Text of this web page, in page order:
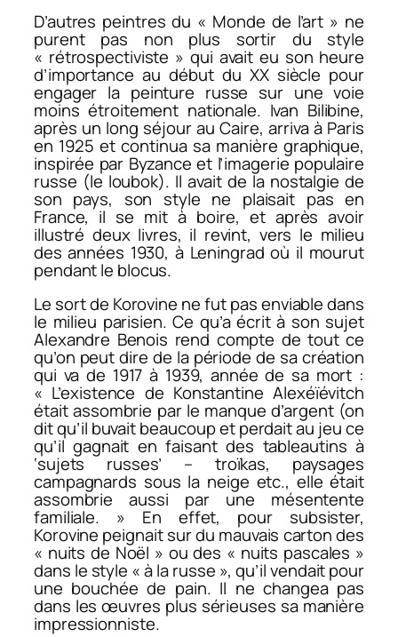
D’autres peintres du « Monde de l’art » ne
purent pas non plus sortir du style
« rétrospectiviste » qui avait eu son heure
d’importance au début du XX siècle pour
engager la peinture russe sur une voie
moins étroitement nationale. Ivan Bilibine,
après un long séjour au Caire, arriva à Paris
en 1925 et continua sa manière graphique,
inspirée par Byzance et l’imagerie populaire
russe (le loubok). Il avait de la nostalgie de
son pays, son style ne plaisait pas en
France, il se mit à boire, et après avoir
illustré deux livres, il revint, vers le milieu
des années 1930, à Leningrad où il mourut
pendant le blocus.
Le sort de Korovine ne fut pas enviable dans
le milieu parisien. Ce qu’a écrit à son sujet
Alexandre Benois rend compte de tout ce
qu’on peut dire de la période de sa création
qui va de 1917 à 1939, année de sa mort :
« L’existence de Konstantine Alexéïévitch
était assombrie par le manque d’argent (on
dit qu’il buvait beaucoup et perdait au jeu ce
qu’il gagnait en faisant des tableautins à
‘sujets russes’ – troïkas, paysages
campagnards sous la neige etc., elle était
assombrie aussi par une mésentente
familiale. » En effet, pour subsister,
Korovine peignait sur du mauvais carton des
« nuits de Noël » ou des « nuits pascales »
dans le style « à la russe », qu’il vendait pour
une bouchée de pain. Il ne changea pas
dans les œuvres plus sérieuses sa manière
impressionniste.